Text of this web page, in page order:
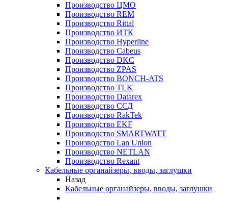
Производство ЦМО
Производство REM
Производство Rittal
Производство ИТК
Производство Hyperline
Производство Cabeus
Производство DKC
Производство ZPAS
Производство BONCH-ATS
Производство TLK
Производство Datarex
Производство ССД
Производство RakTek
Производство EKF
Производство SMARTWATT
Производство Lan Union
Производство NETLAN
Производство Rexant
Кабельные органайзеры, вводы, заглушки
Назад
Кабельные органайзеры, вводы, заглушки